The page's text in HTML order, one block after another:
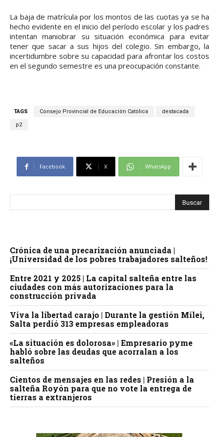
La baja de matrícula por los montos de las cuotas ya se ha
hecho evidente en el inicio del período escolar y los padres
intentan maniobrar su situación económica para evitar
tener que sacar a sus hijos del colegio. Sin embargo, la
incertidumbre sobre su capacidad para afrontar los costos
en el segundo semestre es una preocupación constante.
TAGS Consejo Provincial de Educación Católica destacada
p2
Facebook X WhatsApp
Crónica de una precarización anunciada |
¡Universidad de los pobres trabajadores salteños!
Entre 2021 y 2025 | La capital salteña entre las
ciudades con más autorizaciones para la
construcción privada
Viva la libertad carajo | Durante la gestión Milei,
Salta perdió 313 empresas empleadoras
«La situación es dolorosa» | Empresario pyme
habló sobre las deudas que acorralan a los
salteños
Cientos de mensajes en las redes | Presión a la
salteña Royón para que no vote la entrega de
tierras a extranjeros